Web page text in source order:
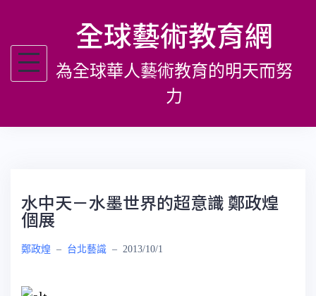
主
全球藝術教育網
為全球華人藝術教育的明天而努
力
水中天－水墨世界的超意識 鄭政煌
個展
鄭政煌 – 台北藝識 – 2013/10/1